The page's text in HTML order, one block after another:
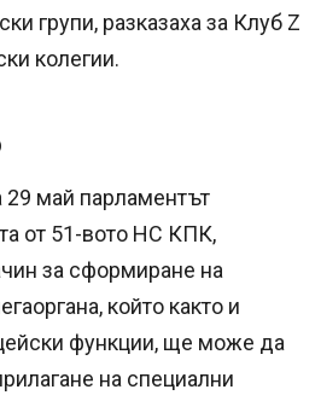
групи, разказаха за Клуб Z
колегии.
29 май парламентът
от 51-вото НС КПК,
за сформиране на
който както и
функции, ще може да
на специални